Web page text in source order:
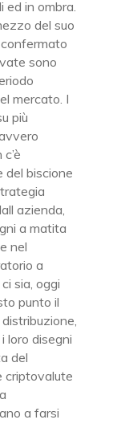
ed in ombra.
del suo
sono
mercato. I
più
del biscione
azienda,
a matita
nel
a
sia, oggi
punto il
loro disegni
del
criptovalute
a farsi